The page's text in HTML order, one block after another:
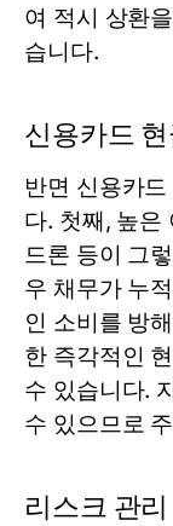
여 적시 상환
습니다.
신용카드
반면 신용카
다. 첫째, 높은
드론 등이 그
우 채무가 누
인 소비를 방
한 즉각적인
수 있습니다.
수 있으므로
리스크 관